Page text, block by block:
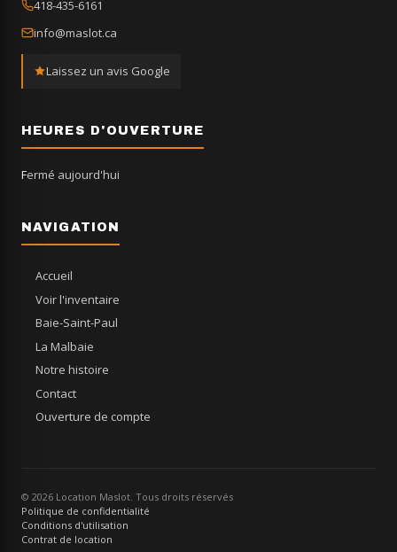
418-435-6161
info@maslot.ca
Laissez un avis Google
HEURES D'OUVERTURE
Fermé aujourd'hui
NAVIGATION
Accueil
Voir l'inventaire
Baie-Saint-Paul
La Malbaie
Notre histoire
Contact
Ouverture de compte
© 2026 Location Maslot. Tous droits réservés
Politique de confidentialité
Conditions d'utilisation
Contrat de location